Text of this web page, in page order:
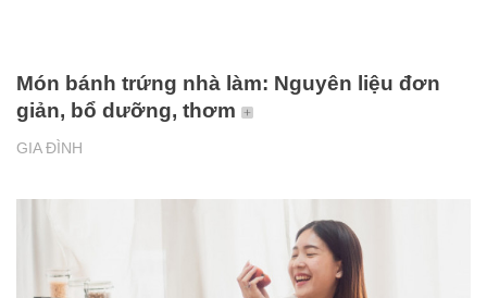
GIA ĐÌNH
Món bánh trứng nhà làm: Nguyên liệu đơn
giản, bổ dưỡng, thơm